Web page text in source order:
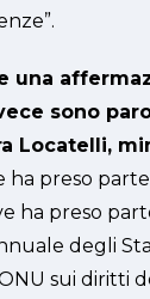
una
sono
Locatelli,
ha preso
ha preso
degli
sui diritti